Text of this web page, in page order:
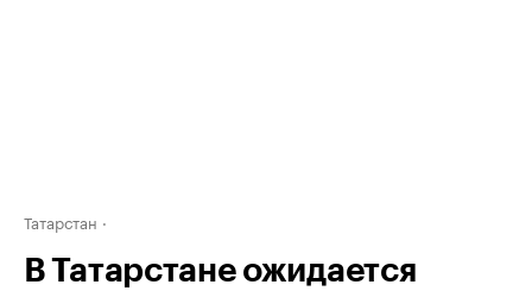
Татарстан
В Татарстане ожидается